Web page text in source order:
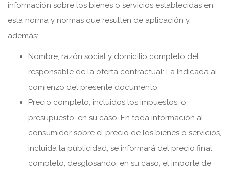
información sobre los bienes o servicios establecidas en
esta norma y normas que resulten de aplicación y,
además:
Nombre, razón social y domicilio completo del
responsable de la oferta contractual: La Indicada al
comienzo del presente documento.
Precio completo, incluidos los impuestos, o
presupuesto, en su caso. En toda información al
consumidor sobre el precio de los bienes o servicios,
incluida la publicidad, se informará del precio final
completo, desglosando, en su caso, el importe de